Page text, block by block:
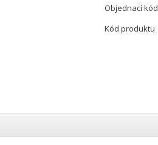
Objednací kód
Kód produktu